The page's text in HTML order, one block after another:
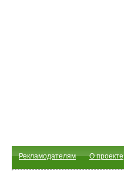
Рекламодателям О проекте